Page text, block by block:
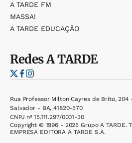
A TARDE FM
MASSA!
A TARDE EDUCAÇÃO
RedesA TARDE
Rua Professor Milton Cayres de Brito, 204
Salvador - BA, 41820-570
CNPJ nº 15.111.297/0001-30
Copyright © 1996 - 2025 Grupo A TARDE.
EMPRESA EDITORA A TARDE S.A.